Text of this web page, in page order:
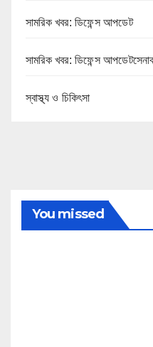
সামরিক খবর: ডিফেন্স আপডেট
সামরিক খবর: ডিফেন্স
স্বাস্থ্য ও চিকিৎসা
You missed